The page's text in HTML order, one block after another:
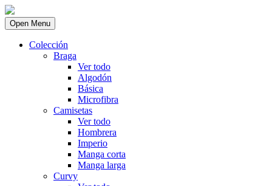
Open Menu
Colección
Braga
Ver todo
Algodón
Básica
Microfibra
Camisetas
Ver todo
Hombrera
Imperio
Manga corta
Manga larga
Curvy